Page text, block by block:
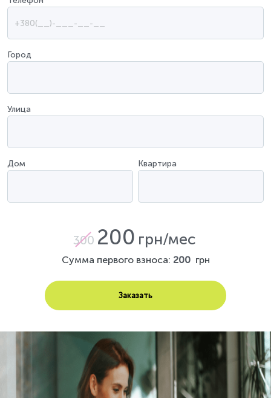
Город
Улица
Дом Квартира
300 200 грн/мес
Сумма первого взноса: 200 грн